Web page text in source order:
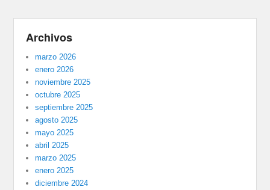
Archivos
marzo 2026
enero 2026
noviembre 2025
octubre 2025
septiembre 2025
agosto 2025
mayo 2025
abril 2025
marzo 2025
enero 2025
diciembre 2024